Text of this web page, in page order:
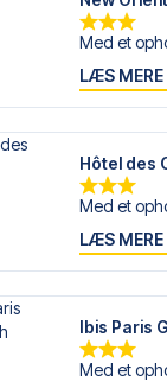
Med et
LÆS
Hôtel des
Med et
LÆS
Ibis Paris
Med et